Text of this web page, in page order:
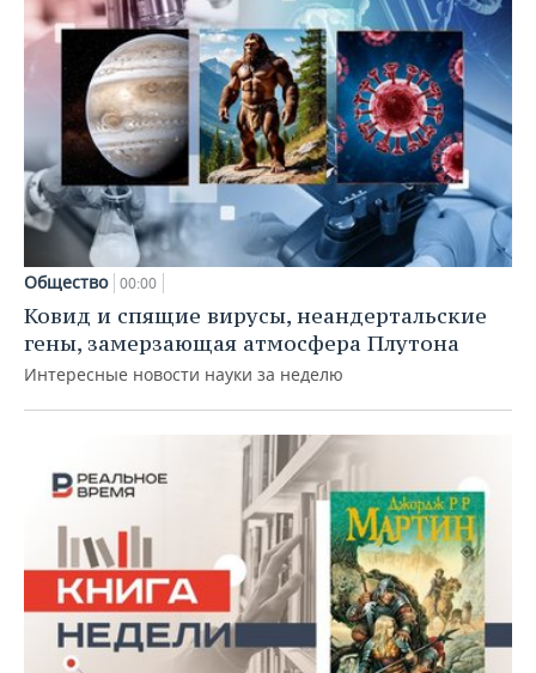
Общество 00:00
Ковид и спящие вирусы, неандертальские
гены, замерзающая атмосфера Плутона
Интересные новости науки за неделю